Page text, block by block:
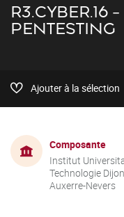
R3.CYBER.16
PENTESTING
Ajouter à la sélection
Composante
Institut
Technologie
Auxerre-Nevers